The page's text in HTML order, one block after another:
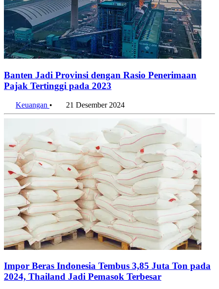
Banten Jadi Provinsi dengan Rasio Penerimaan
Pajak Tertinggi pada 2023
Keuangan • 21 Desember 2024
Impor Beras Indonesia Tembus 3,85 Juta Ton pada
2024, Thailand Jadi Pemasok Terbesar